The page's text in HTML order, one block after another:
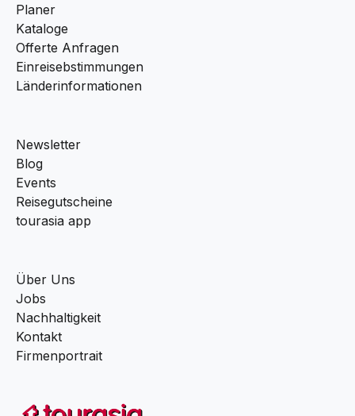
Planer
Kataloge
Offerte Anfragen
Einreisebstimmungen
Länderinformationen
Newsletter
Blog
Events
Reisegutscheine
tourasia app
Über Uns
Jobs
Nachhaltigkeit
Kontakt
Firmenportrait